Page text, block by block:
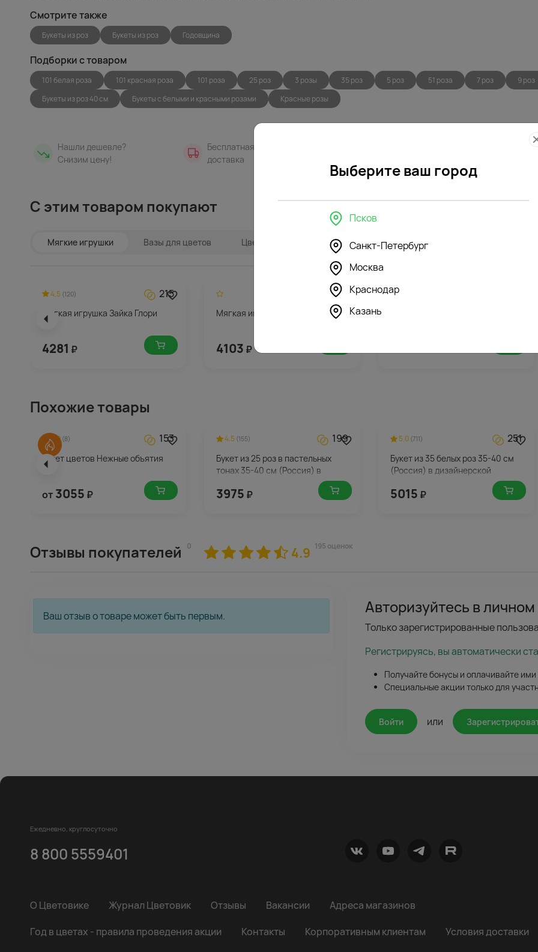
Смотрите также
Букеты из роз Букеты из роз Годовщина
Подборки с товаром
101 белая роза 101 красная роза 101 роза 25 роз 3 розы 35 роз 5 роз 51 роза 7 роз 9 роз
Букеты из роз 40 см
Букеты с белыми и красными розами Красные розы
Нашли дешевле?
Снизим цену!
Бесплатная
доставка
С этим товаром покупают
Мягкие игрушки Вазы для цветов Цветы в интерьере
4.5 (120) 215
Мягкая игрушка Зайка Глори
4281 ₽
206
Мягкая игрушка Мишка Милаш
4103 ₽
4.5
4215₽
Похожие товары
5.0(8) 153
Букет цветов Нежные объятия
от 3055 ₽
4.5 (155) 199
Букет из 25 роз в пастельных
тонах 35-40 см (Россия) в
3975 ₽
5.0 (711) 251
Букет из 35 белых роз 35-40 см
(Россия) в дизайнерской
5015 ₽
Отзывы покупателей 0 4.9 195 оценок
Ваш отзыв о товаре может быть первым. Авторизуйтесь в
Только зарегистрированные
Регистрируясь, вы автоматически
Получайте бонусы и оплачивайте ими
Специальные акции только для
Войти или
Ежедневно, круглосуточно
8 800 5559401
О Цветовике Журнал Цветовик Отзывы Вакансии
Адреса магазинов
Год в цветах - правила проведения акции
Контакты Корпоративным клиентам
Условия доставки
Выберите ваш город
Псков
Санкт-Петербург
Москва
Краснодар
Казань